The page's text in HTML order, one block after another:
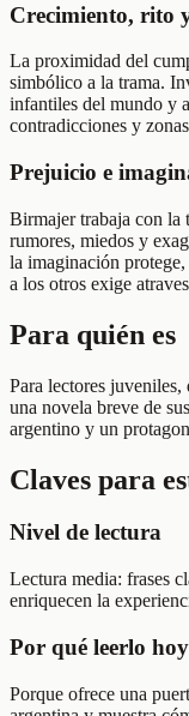
Crecimiento, rito
La proximidad del
simbólico a la trama.
infantiles del mundo y
contradicciones y
Prejuicio e
Birmajer trabaja con la
rumores, miedos y
la imaginación
a los otros exige
Para quién es
Para lectores juveniles,
una novela breve de
argentino y un
Claves para
Nivel de lectura
Lectura media: frases
enriquecen la
Por qué leerlo hoy
Porque ofrece una